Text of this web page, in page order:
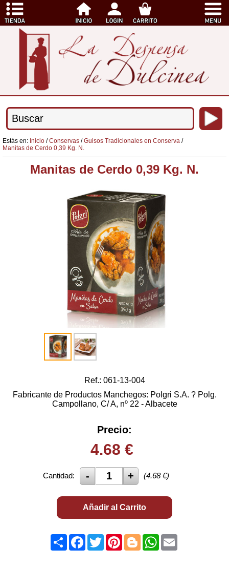
Estás en: Inicio /Conservas /Guisos Tradicionales en Conserva /
Manitas de Cerdo 0,39 Kg. N.
Manitas de Cerdo 0,39 Kg. N.
Ref.: 061-13-004
Fabricante de Productos Manchegos: Polgri S.A. ? Polg.
Campollano, C/ A, nº 22 - Albacete
Precio:
4.68 €
Cantidad: (4.68€)
Añadir al Carrito
ShareFacebook
TwitterPinterest
BloggerWhatsApp